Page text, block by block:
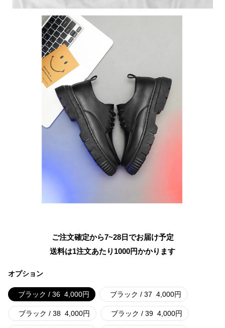
ご注文確定から7~28日でお届け予定
送料は1注文あたり 1000円かかります
オプション
ブラック / 36 4,000円 ブラック / 37 4,000円
ブラック / 38 4,000円 ブラック / 39 4,000円